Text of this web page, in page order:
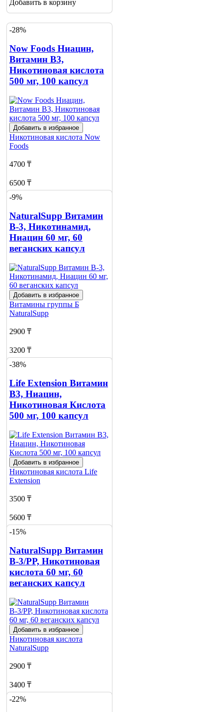
Добавить в корзину
-28%
Now Foods Ниацин,
Витамин B3,
Никотиновая кислота
500 мг, 100 капсул
Добавить в избранное
Никотиновая кислота Now
Foods
4700 ₸
6500 ₸
Нет в наличии
Сообщить
о наличии
1
-9%
NaturalSupp Витамин
В-3, Никотинамид,
Ниацин 60 мг, 60
веганских капсул
Добавить в избранное
Витамины группы Б
NaturalSupp
2900 ₸
3200 ₸
Нет в наличии
Сообщить
о наличии
1
-38%
Life Extension Витамин
В3, Ниацин,
Никотиновая Кислота
500 мг, 100 капсул
Добавить в избранное
Никотиновая кислота Life
Extension
3500 ₸
5600 ₸
Нет в наличии
Сообщить
о наличии
-15%
NaturalSupp Витамин
В-3/PP, Никотиновая
кислота 60 мг, 60
веганских капсул
Добавить в избранное
Никотиновая кислота
NaturalSupp
2900 ₸
3400 ₸
Нет в наличии
-22%